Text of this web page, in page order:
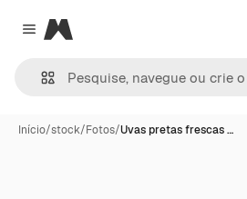
Close menu
Magnific
Início/stock/Fotos/Uvas pretas frescas …